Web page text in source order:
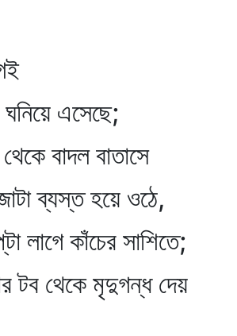
এসেছে;
বাদল বাতাসে
ব্যস্ত হয়ে ওঠে,
লাগে কাঁচের সাশিতে;
টব থেকে মৃদুগন্ধ দেয়